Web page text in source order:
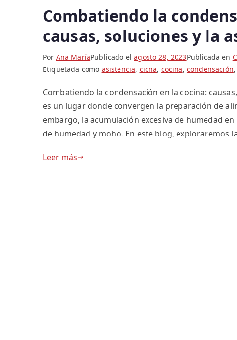
Combatiendo la
causas, soluciones y la
Por Ana MaríaPublicado elagosto 28, 2023Publicada en
Etiquetada como asistencia, cicna, cocina, condensación,
Combatiendo la condensación en la cocina:
es un lugar donde convergen la preparación de
embargo, la acumulación excesiva de humedad
de humedad y moho. En este blog, exploraremos
Leer más